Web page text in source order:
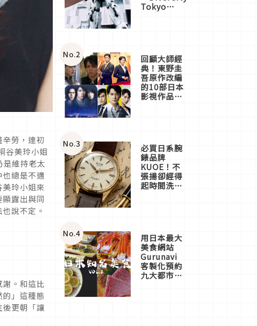
勞，連初
谷美玲小姐
是維持老太
總是不適
玲小姐來
露出與同
說不定。
。和這比
」這種態
更朝「讓
Tokyo
體驗
No.2 回顧大師經
典！東野圭
吾原作改編
的10部日本
影視作品推
No.3 必買日系腕
錶品牌
KUOE！不
張揚卻經得
起時間洗鍊
No.4 用日本最大
美食網站
Gurunavi
客製化預約
九大都市餐